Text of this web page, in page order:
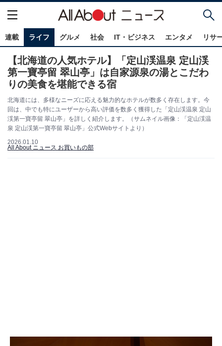
連載 ライフ グルメ 社会 IT・ビジネス エンタメ リサ
【北海道の人気ホテル】「定山渓温泉 定山渓
第一寶亭留 翠山亭」は自家源泉の湯とこだわ
りの美食を堪能できる宿
北海道には、多様なニーズに応える魅力的なホテルが数多く存在します。今
回は、中でも特にユーザーから高い評価を数多く獲得した「定山渓温泉 定山
渓第一寶亭留 翠山亭」を詳しく紹介します。（サムネイル画像：「定山渓温
泉 定山渓第一寶亭留 翠山亭」公式Webサイトより）
2026.01.10
All About ニュース お買いもの部